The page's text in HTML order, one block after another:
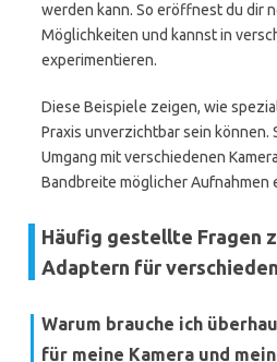
werden kann. So eröffnest du dir
Möglichkeiten und kannst in
experimentieren.
Diese Beispiele zeigen, wie
Praxis unverzichtbar sein können.
Umgang mit verschiedenen
Bandbreite möglicher Aufnahmen
Häufig gestellte Fragen
Adaptern für
Warum brauche ich
für meine Kamera und